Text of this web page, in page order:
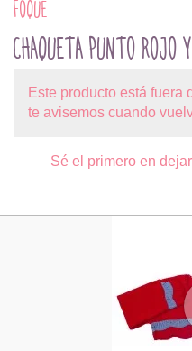
FOQUE
CHAQUETA PUNTO ROJO
Este producto está fuera
te avisemos cuando
Sé el primero en